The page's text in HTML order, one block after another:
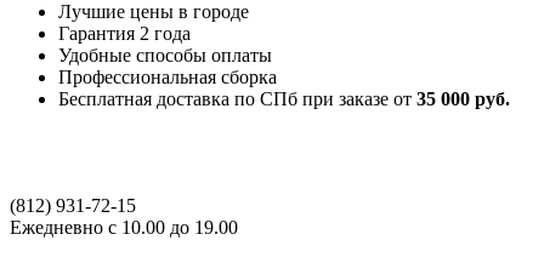
Лучшие цены в городе
Гарантия 2 года
Удобные способы оплаты
Профессиональная сборка
Бесплатная доставка по СПб при заказе от 35 000 руб.
(812) 931-72-15
Ежедневно с 10.00 до 19.00